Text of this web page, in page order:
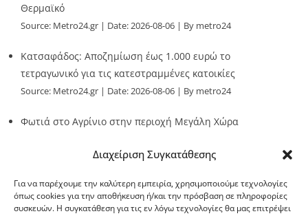
Διαχείριση Συγκατάθεσης
Για να παρέχουμε την καλύτερη εμπειρία, χρησιμοποιούμε τεχνολογίες
όπως cookies για την αποθήκευση ή/και την πρόσβαση σε πληροφορίες
συσκευών. Η συγκατάθεση για τις εν λόγω τεχνολογίες θα μας επιτρέψει
Θερμαϊκό
Source: Metro24.gr Date: 2026-08-06 By metro24
Κατσαφάδος: Αποζημίωση έως 1.000 ευρώ το
τετραγωνικό για τις κατεστραμμένες κατοικίες
Source: Metro24.gr Date: 2026-08-06 By metro24
Φωτιά στο Αγρίνιο στην περιοχή Μεγάλη Χώρα